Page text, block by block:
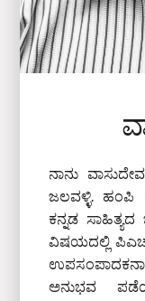
ನಾನು
ಜಲವಳ್ಳಿ. ಹಂಪಿ
ಕನ್ನಡ
ವಿಷಯದಲ್ಲಿ
ಅನುಭವ